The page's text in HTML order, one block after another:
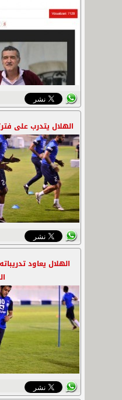
الهلال يتدرب على
الهلال يعاود